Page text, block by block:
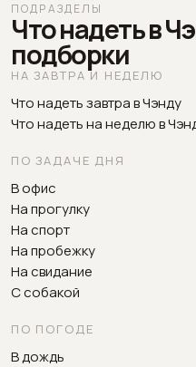
ПОДРАЗДЕЛЫ
Что надеть в
подборки
НА ЗАВТРА И НЕДЕЛЮ
Что надеть завтра в Чэнду
Что надеть на неделю в
ПО ЗАДАЧЕ ДНЯ
В офис
На прогулку
На спорт
На пробежку
На свидание
С собакой
ПО ПОГОДЕ
В дождь